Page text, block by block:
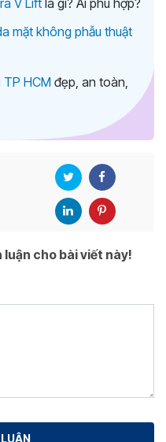
mặt không phẫu thuật
HCM đẹp, an toàn,
cho bài viết này!